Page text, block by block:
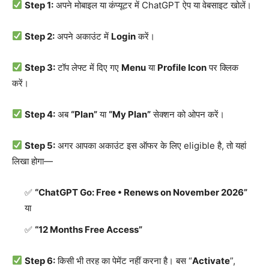
Step 1: अपने मोबाइल या कंप्यूटर में ChatGPT ऐप या वेबसाइट खोलें।
Step 2: अपने अकाउंट में Loginकरें।
Step 3:टॉप लेफ्ट में दिए गए Menuया Profile Iconपर क्लिक
करें।
Step 4: अब“Plan”या“My Plan”सेक्शन को ओपन करें।
Step 5: अगर आपका अकाउंट इस ऑफर के लिए eligible है, तो यहां
लिखा होगा—
“ChatGPT Go: Free • Renews on November 2026”
या
“12 Months Free Access”
Step 6:किसी भी तरह का पेमेंट नहीं करना है। बस “Activate”,